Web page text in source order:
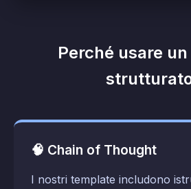
Perché usare
🧠 Chain of Thought
I nostri template includono